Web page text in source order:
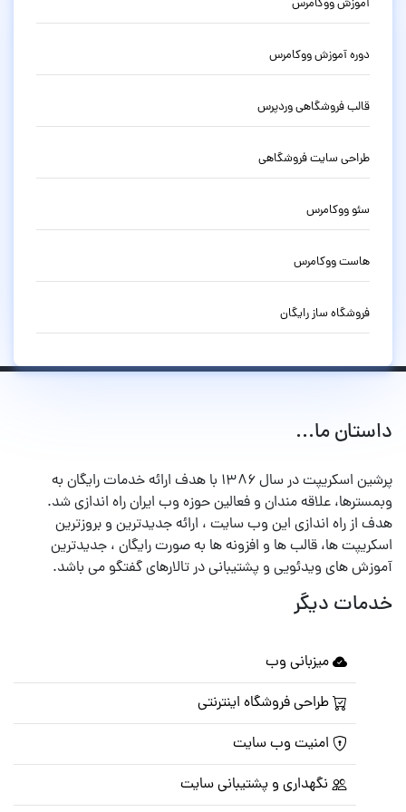
آموزش ووکامرس
دوره آموزش ووکامرس
قالب فروشگاهی وردپرس
طراحی سایت فروشگاهی
سئو ووکامرس
هاست ووکامرس
فروشگاه ساز رایگان
داستان ما...
پرشین اسکریپت در سال ۱۳۸۶ با هدف ارائه خدمات رایگان به
وبمسترها، علاقه مندان و فعالین حوزه وب ایران راه اندازی شد.
هدف از راه اندازی این وب سایت ، ارائه جدیدترین و بروزترین
اسکریپت ها، قالب ها و افزونه ها به صورت رایگان ، جدیدترین
آموزش های ویدئویی و پشتیبانی در تالارهای گفتگو می باشد.
خدمات دیگر
میزبانی وب
طراحی فروشگاه اینترنتی
امنیت وب سایت
نگهداری و پشتیبانی سایت